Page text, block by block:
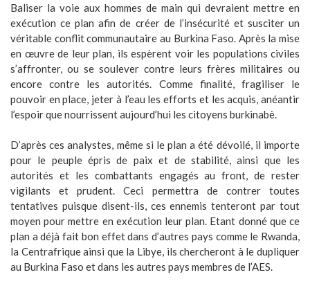
Baliser la voie aux hommes de main qui devraient mettre en
exécution ce plan afin de créer de l’insécurité et susciter un
véritable conflit communautaire au Burkina Faso. Après la mise
en œuvre de leur plan, ils espèrent voir les populations civiles
s’affronter, ou se soulever contre leurs frères militaires ou
encore contre les autorités. Comme finalité, fragiliser le
pouvoir en place, jeter à l’eau les efforts et les acquis, anéantir
l’espoir que nourrissent aujourd’hui les citoyens burkinabè.
D’après ces analystes, même si le plan a été dévoilé, il importe
pour le peuple épris de paix et de stabilité, ainsi que les
autorités et les combattants engagés au front, de rester
vigilants et prudent. Ceci permettra de contrer toutes
tentatives puisque disent-ils, ces ennemis tenteront par tout
moyen pour mettre en exécution leur plan. Etant donné que ce
plan a déjà fait bon effet dans d’autres pays comme le Rwanda,
la Centrafrique ainsi que la Libye, ils chercheront à le dupliquer
au Burkina Faso et dans les autres pays membres de l’AES.